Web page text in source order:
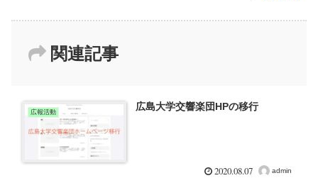
関連記事
広報活動 広島大学交響楽団HPの移行
2020.08.07 admin